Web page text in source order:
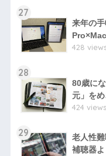
27
来年の
428
28
80歳に
元」をめ
424 views
29
老人性
補聴器